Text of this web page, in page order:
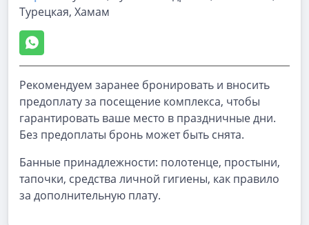
Турецкая, Хамам
Рекомендуем заранее бронировать и вносить
предоплату за посещение комплекса, чтобы
гарантировать ваше место в праздничные дни.
Без предоплаты бронь может быть снята.
Банные принадлежности: полотенце, простыни,
тапочки, средства личной гигиены, как правило
за дополнительную плату.